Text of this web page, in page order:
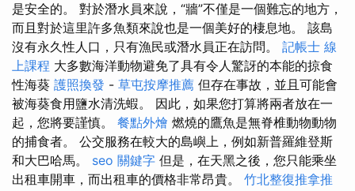
是安全的。 對於潛水員來說，“牆”不僅是一個難忘的地方，
而且對於這里許多魚類來說也是一個美好的棲息地。 該島
沒有永久性人口，只有漁民或潛水員正在訪問。 記帳士 線
上課程 大多數海洋動物避免了具有令人驚訝的本能的掠食
性海葵 護照換發 - 草屯按摩推薦 但存在事故，並且可能會
被海葵食用鹽水清洗蝦。 因此，如果您打算將兩者放在一
起，您將要謹慎。 餐點外燴 燃燒的鷹魚是無脊椎動物動物
的捕食者。 公交服務在較大的島嶼上，例如新普羅維登斯
和大巴哈馬。 seo 關鍵字 但是，在天黑之後，您只能乘坐
出租車開車，而出租車的價格非常昂貴。 竹北整復推拿推